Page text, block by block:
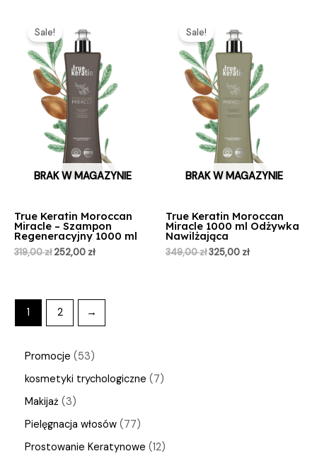
Promocje 53
kosmetyki trychologiczne 7
Makijaż 3
Pielęgnacja włosów 77
Prostowanie Keratynowe 12
BRAK W MAGAZYNIE
Sale!
True Keratin Moroccan
Miracle – Szampon
Regeneracyjny 1000 ml
319,00zł
cena
wynosiła:
319,00 zł.
252,00 zł
252,00 zł.
BRAK W MAGAZYNIE
Sale!
True Keratin Moroccan
Miracle 1000 ml Odżywka
Nawilżająca
349,00zł
wynosiła:
349,00 zł.
325,00 zł
325,00 zł.
1 2 →